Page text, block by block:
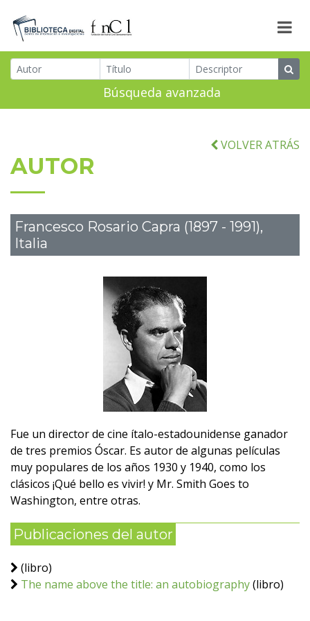
Búsqueda avanzada
VOLVER ATRÁS
AUTOR
Francesco Rosario Capra (1897 - 1991),
Italia
Fue un director de cine ítalo-estadounidense ganador
de tres premios Óscar. Es autor de algunas películas
muy populares de los años 1930 y 1940, como los
clásicos ¡Qué bello es vivir! y Mr. Smith Goes to
Washington, entre otras.
Publicaciones del autor
(libro)
The name above the title: an autobiography(libro)